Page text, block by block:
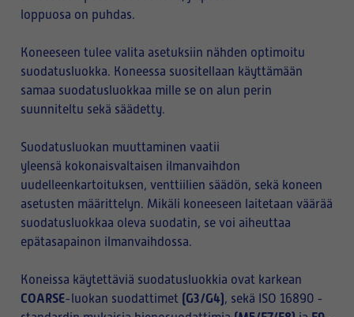
loppuosa on puhdas.
Koneeseen tulee valita asetuksiin nähden optimoitu
suodatusluokka. Koneessa suositellaan käyttämään
samaa suodatusluokkaa mille se on alun perin
suunniteltu sekä säädetty.
Suodatusluokan muuttaminen vaatii
yleensä kokonaisvaltaisen ilmanvaihdon
uudelleenkartoituksen, venttiilien säädön, sekä koneen
asetusten määrittelyn. Mikäli koneeseen laitetaan väärää
suodatusluokkaa oleva suodatin, se voi aiheuttaa
epätasapainon ilmanvaihdossa.
Koneissa käytettäviä suodatusluokkia ovat karkean
COARSE-luokan suodattimet (G3/G4), sekä ISO 16890 -